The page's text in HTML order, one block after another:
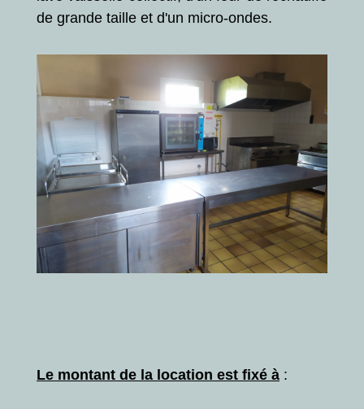
de grande taille et d'un micro-ondes.
Le montant de la location est fixé à :